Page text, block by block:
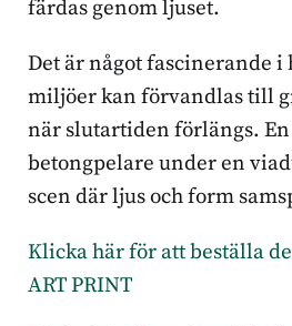
färdas genom ljuset.
Det är något fascinerande
miljöer kan förvandlas till
när slutartiden förlängs.
betongpelare under en
scen där ljus och form
Klicka här för att beställa
ART PRINT